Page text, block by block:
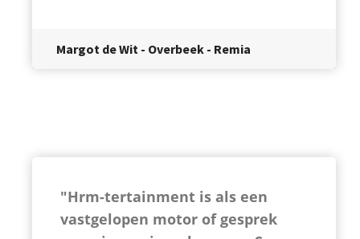
Margot de Wit - Overbeek - Remia
"Hrm-tertainment is als een
vastgelopen motor of gesprek